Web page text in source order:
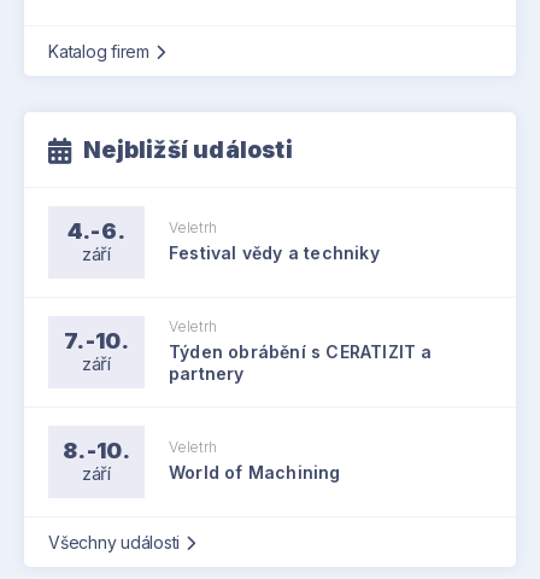
Katalog firem
Nejbližší události
4.-6.
září
Veletrh
Festival vědy a techniky
7.-10.
září
Veletrh
Týden obrábění s CERATIZIT a
partnery
8.-10.
září
Veletrh
World of Machining
Všechny události